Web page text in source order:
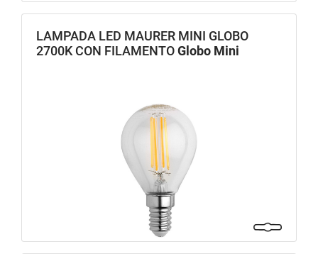
LAMPADA LED MAURER MINI GLOBO
2700K CON FILAMENTOGlobo Mini